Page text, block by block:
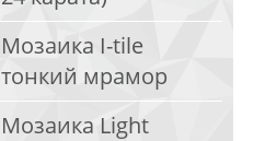
Мозаика I-tile
тонкий мрамор
Мозаика Light